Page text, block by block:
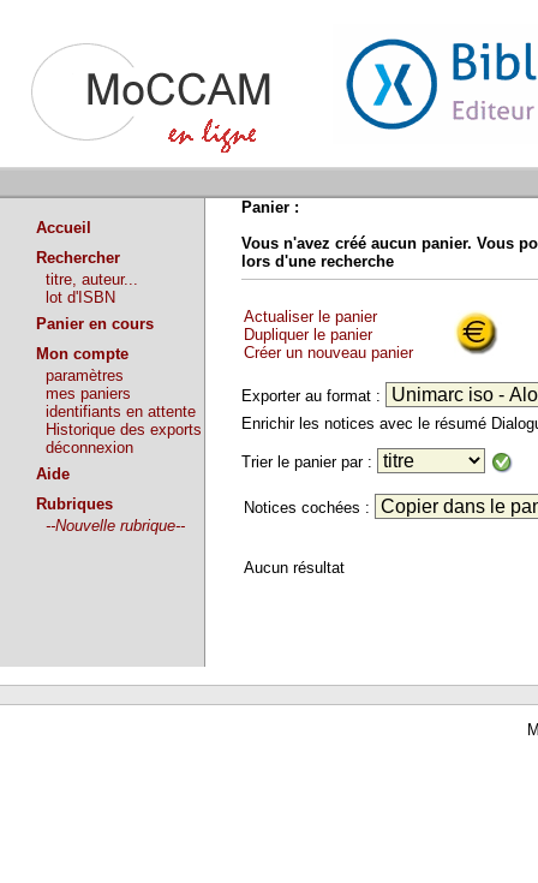
Accueil
Rechercher
titre, auteur...
lot d'ISBN
Panier en cours
Mon compte
paramètres
mes paniers
identifiants en attente
Historique des exports
déconnexion
Aide
Rubriques
--Nouvelle rubrique--
Panier :
Vous n'avez créé aucun panier. Vous
lors d'une recherche
Actualiser le panier
Dupliquer le panier
Créer un nouveau panier
Exporter au format :
Enrichir les notices avec le résumé
Trier le panier par :
Notices cochées :
Aucun résultat